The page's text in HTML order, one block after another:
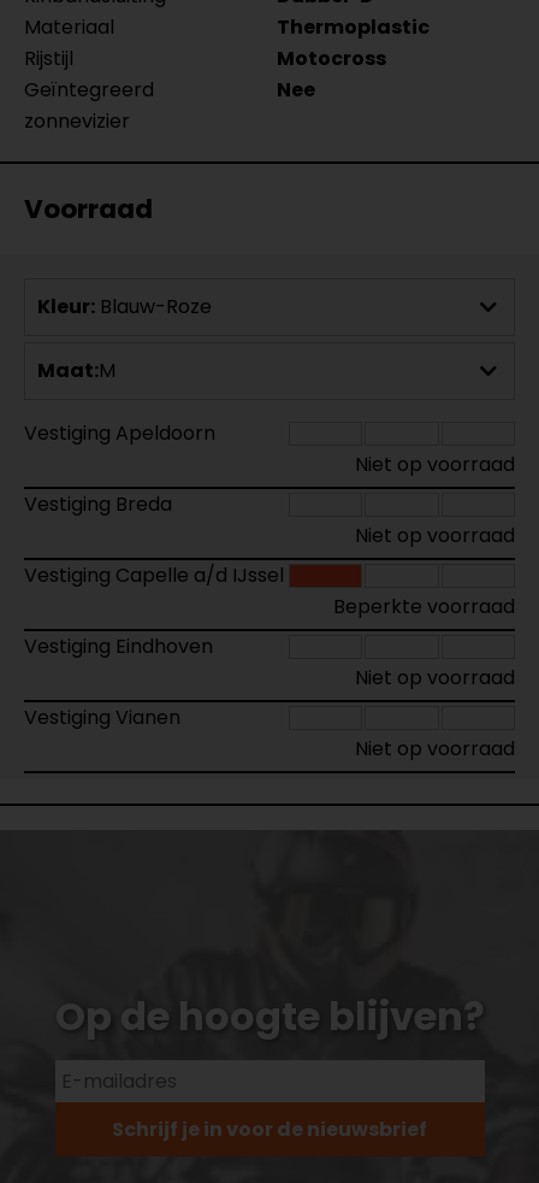
Materiaal
Thermoplastic
Rijstijl
Motocross
Geïntegreerd
zonnevizier
Nee
Voorraad
Kleur: Blauw-Roze
Maat:M
Vestiging Apeldoorn
Niet op voorraad
Vestiging Breda
Niet op voorraad
Vestiging Capelle a/d IJssel
Beperkte voorraad
Vestiging Eindhoven
Niet op voorraad
Vestiging Vianen
Niet op voorraad
Op de hoogte blijven?
Schrijf je in voor de nieuwsbrief